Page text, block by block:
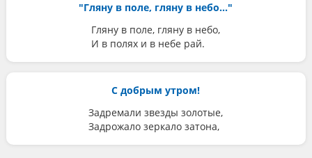
"Гляну в поле, гляну в небо..."
Гляну в поле, гляну в небо,
И в полях и в небе рай.
С добрым утром!
Задремали звезды золотые,
Задрожало зеркало затона,